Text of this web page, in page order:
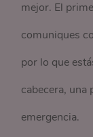
mejor. El
comuniques
por lo que
cabecera, una
emergencia.